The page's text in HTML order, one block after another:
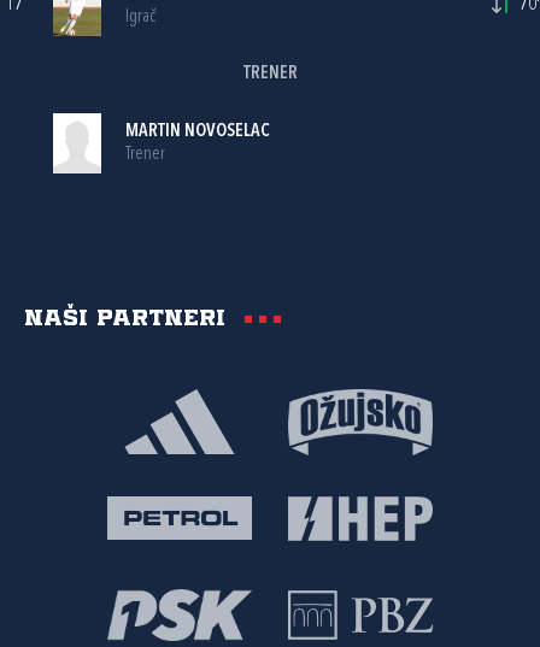
17
Igrač
70'
TRENER
MARTIN NOVOSELAC
Trener
Naši partneri